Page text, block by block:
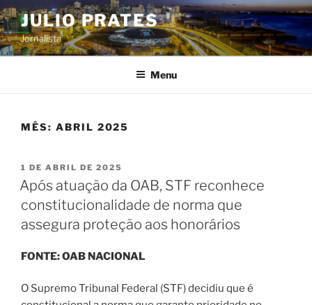
Pular
para
o
conteúdo
JULIO PRATES
Jornalista
Menu
MÊS: ABRIL 2025
PUBLICADO
EM
1 DE ABRIL DE 2025
Após atuação da OAB, STF reconhece
constitucionalidade de norma que
assegura proteção aos honorários
FONTE: OAB NACIONAL
O Supremo Tribunal Federal (STF) decidiu que é